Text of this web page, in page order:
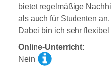
bietet regelmäßige
als auch für Studenten an.
Dabei bin ich sehr flexibel
Online-Unterricht:
Nein